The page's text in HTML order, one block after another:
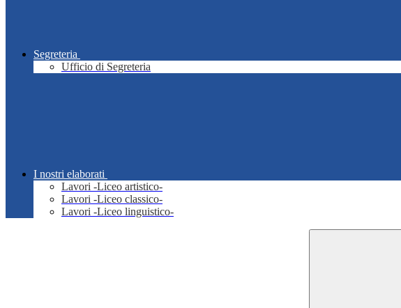
Segreteria
Ufficio di Segreteria
I nostri elaborati
Lavori -Liceo artistico-
Lavori -Liceo classico-
Lavori -Liceo linguistico-